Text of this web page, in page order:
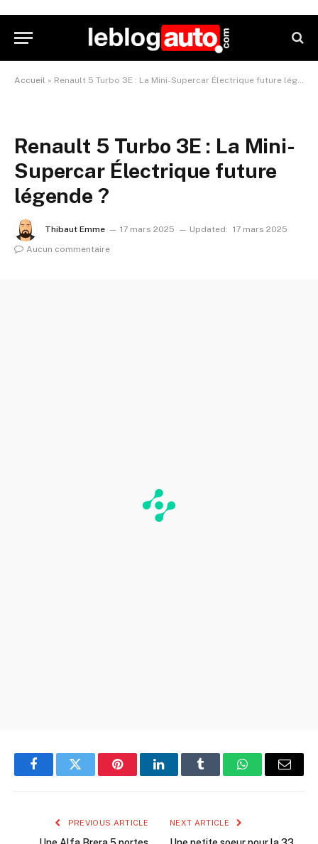
Accueil » Renault 5 Turbo 3E : La Mini-Supercar Électrique future légende ?
Renault 5 Turbo 3E : La Mini-
Supercar Électrique future
légende ?
Thibaut Emme 17 mars 2025 Updated: 17 mars 2025
Aucun commentaire
FacebookTwitter PinterestLinkedInTumblr WhatsAppEmail
PREVIOUS ARTICLE NEXT ARTICLE